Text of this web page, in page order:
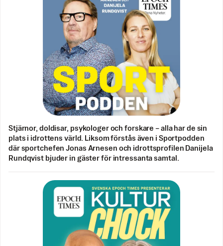
Stjärnor, doldisar, psykologer och forskare – alla har de sin
plats i idrottens värld. Liksom förstås även i Sportpodden
där sportchefen Jonas Arnesen och idrottsprofilen Danijela
Rundqvist bjuder in gäster för intressanta samtal.